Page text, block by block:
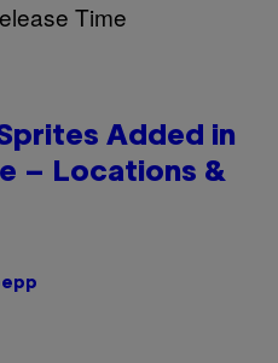
Added in
– Locations &